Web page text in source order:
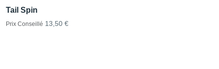
Tail Spin
Prix Conseillé 13,50 €